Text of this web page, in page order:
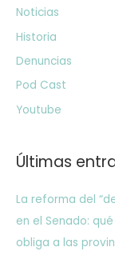
Noticias
Historia
Denuncias
Pod Cast
Youtube
Últimas
La reforma del
en el Senado:
obliga a las